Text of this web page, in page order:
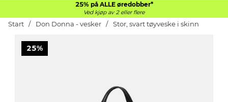
25% på ALLE øredobber*
Ved kjøp av 2 eller flere
Start Don Donna - vesker Stor, svart tøyveske i skinn
25%